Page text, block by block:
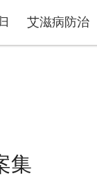
艾滋病防治
集